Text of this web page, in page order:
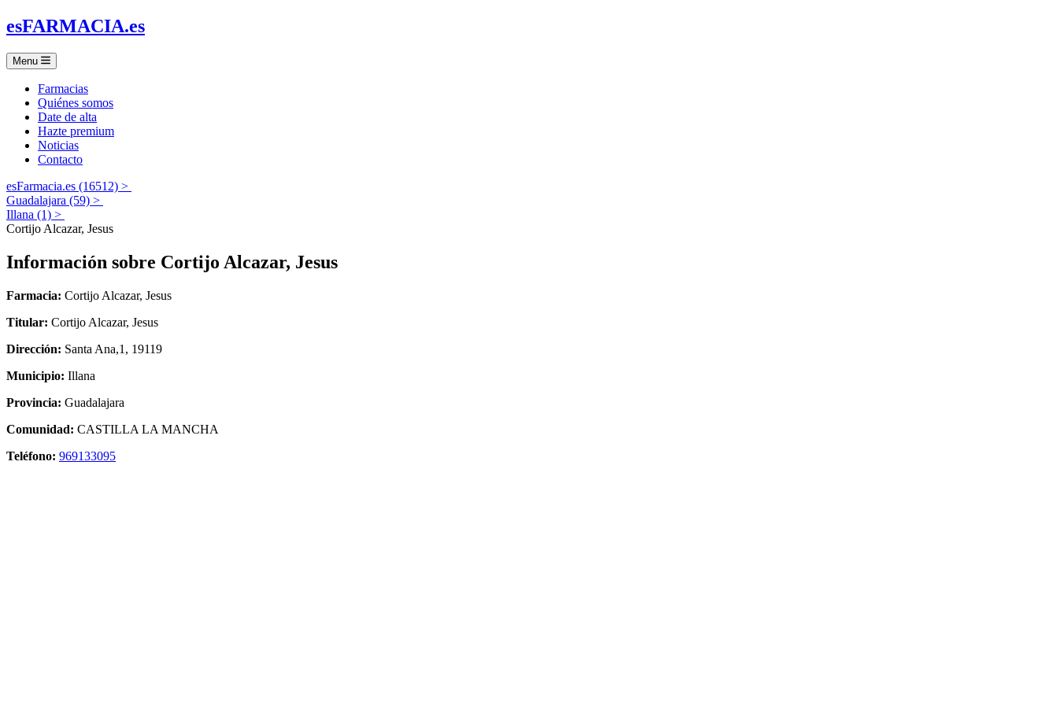
esFARMACIA.es
Menu
Farmacias
Quiénes somos
Date de alta
Hazte premium
Noticias
Contacto
esFarmacia.es (16512) >
Guadalajara (59) >
Illana (1) >
Cortijo Alcazar, Jesus
Información sobre Cortijo Alcazar, Jesus
Farmacia: Cortijo Alcazar, Jesus
Titular: Cortijo Alcazar, Jesus
Dirección: Santa Ana,1, 19119
Municipio: Illana
Provincia: Guadalajara
Comunidad: CASTILLA LA MANCHA
Teléfono: 969133095